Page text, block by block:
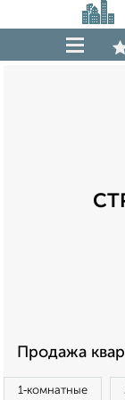
Продажа
1‑комнатные